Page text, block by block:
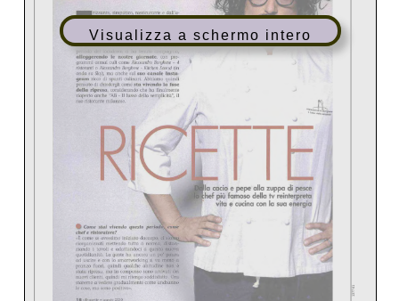
Visualizza a schermo intero